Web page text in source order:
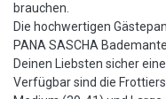
brauchen.
Die hochwertigen
PANA SASCHA
Deinen Liebsten sicher
Verfügbar sind die